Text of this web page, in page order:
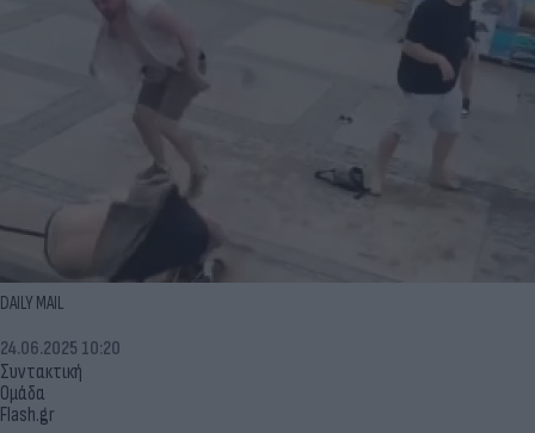
DAILY MAIL
Συντακτική
Ομάδα
Flash.gr
24.06.2025 10:20